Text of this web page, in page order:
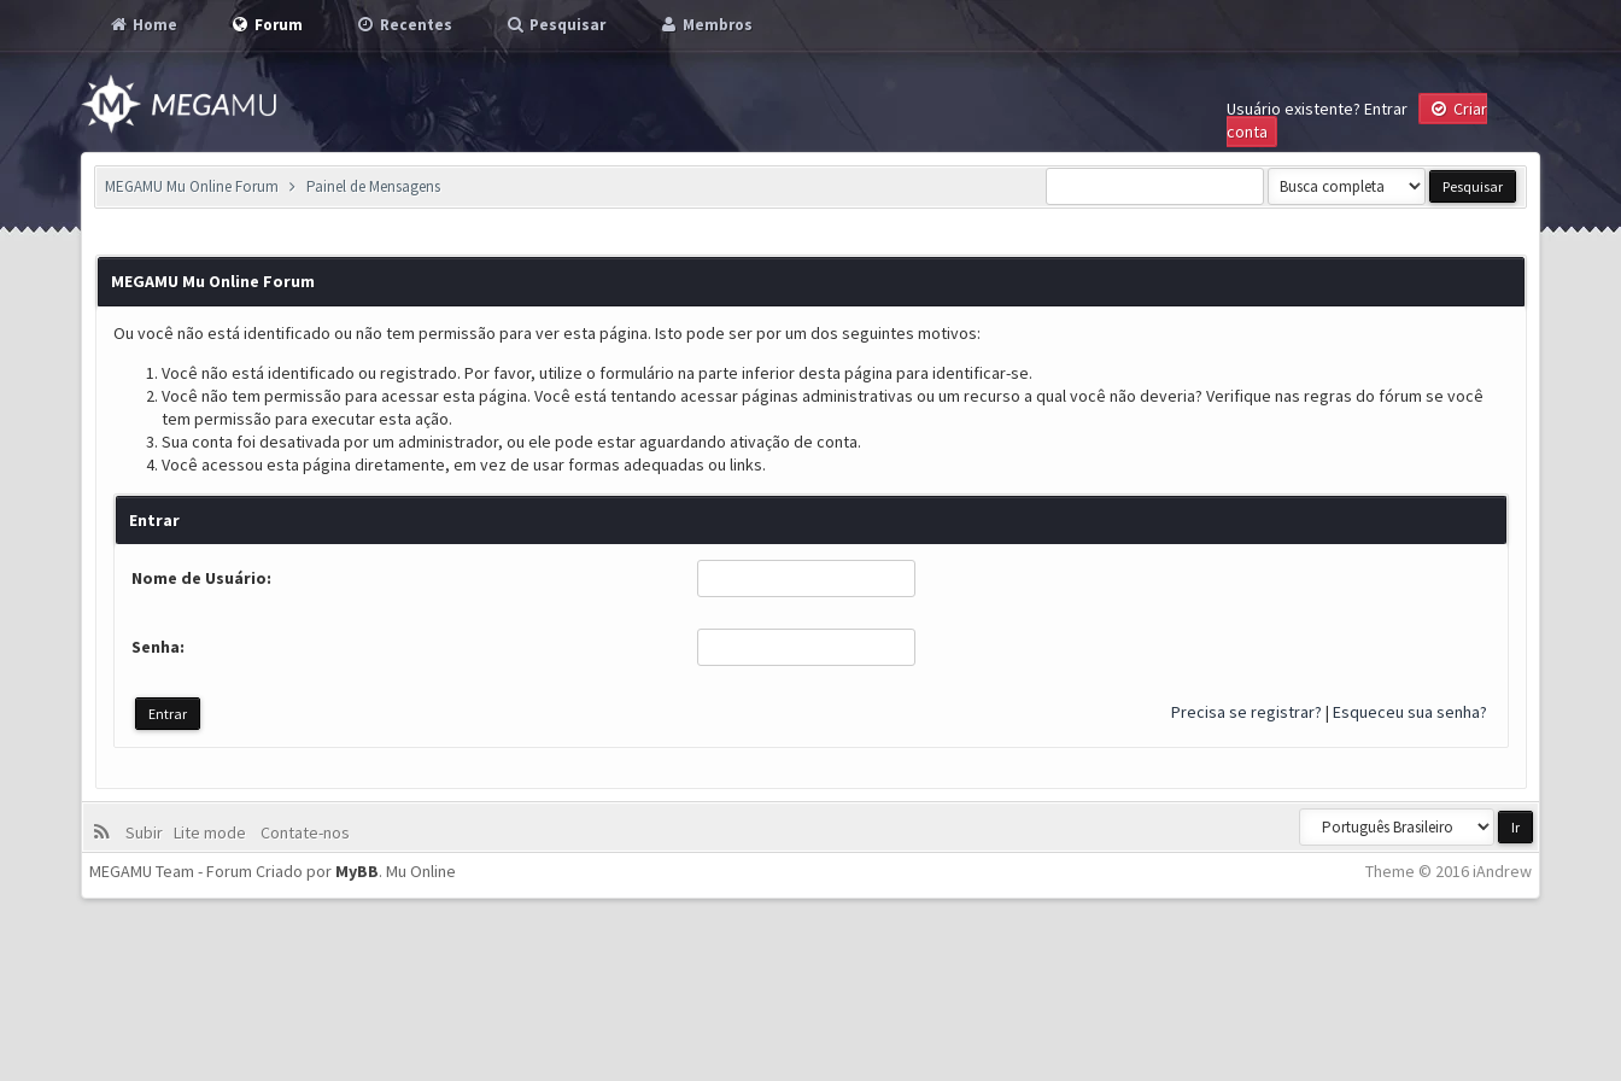
Home Forum Recentes Pesquisar Membros
Usuário existente? Entrar
Criar
conta
MEGAMU Mu Online Forum Painel de Mensagens
MEGAMU Mu Online Forum
Ou você não está identificado ou não tem permissão para ver esta página. Isto pode ser por um dos seguintes motivos:
Você não está identificado ou registrado. Por favor, utilize o formulário na parte inferior desta página para identificar-se.
Você não tem permissão para acessar esta página. Você está tentando acessar páginas administrativas ou um recurso a qual você não deveria? Verifique nas regras do fórum se você
tem permissão para executar esta ação.
Sua conta foi desativada por um administrador, ou ele pode estar aguardando ativação de conta.
Você acessou esta página diretamente, em vez de usar formas adequadas ou links.
Entrar
Nome de Usuário:
Senha:
Precisa se registrar? | Esqueceu sua senha?
Subir Lite mode
Contate-nos
Theme © 2016 iAndrew
MEGAMU Team - Forum Criado por MyBB.Mu Online